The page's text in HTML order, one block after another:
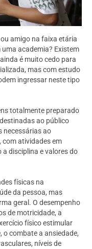
amigo na faixa etária
academia? Existem
é muito cedo para
mas com estudo
ingressar neste tipo
totalmente preparado
ao público
necessárias ao
atividades em
disciplina e valores do
físicas na
da pessoa, mas
geral. O desempenho
de motricidade, a
físico estimular
combate a ansiedade,
níveis de